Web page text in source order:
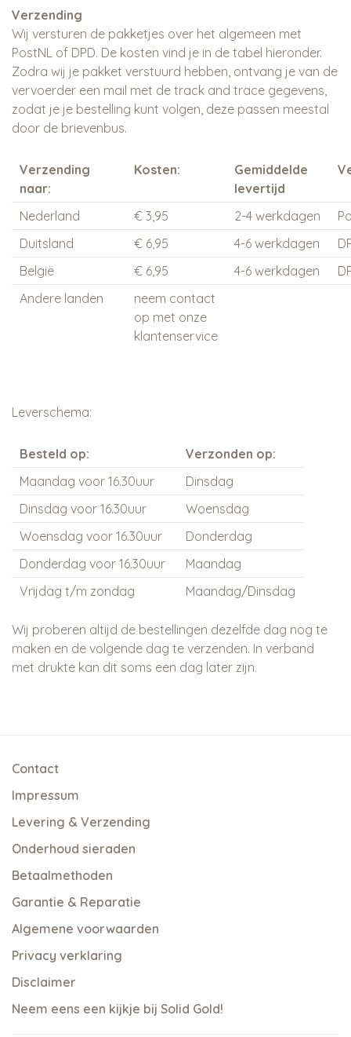
Verzending
Wij versturen de pakketjes over het algemeen met
PostNL of DPD. De kosten vind je in de tabel hieronder.
Zodra wij je pakket verstuurd hebben, ontvang je van de
vervoerder een mail met de track and trace gegevens,
zodat je je bestelling kunt volgen, deze passen meestal
door de brievenbus.
Verzending
naar:
Kosten:
Gemiddelde
levertijd
Nederland € 3,95 2-4 werkdagen
Duitsland
€ 6,95 4-6 werkdagen
België
€ 6,95 4-6 werkdagen
Andere landen
neem contact
op met onze
klantenservice
Leverschema:
Besteld op:
Verzonden op:
Maandag voor 16.30uur
Dinsdag
Dinsdag voor 16.30uur
Woensdag
Woensdag voor 16.30uur
Donderdag
Donderdag voor 16.30uur
Maandag
Vrijdag t/m zondag
Maandag/Dinsdag
Wij proberen altijd de bestellingen dezelfde dag nog te
maken en de volgende dag te verzenden. In verband
met drukte kan dit soms een dag later zijn.
Contact
Impressum
Levering & Verzending
Onderhoud sieraden
Betaalmethoden
Garantie & Reparatie
Algemene voorwaarden
Privacy verklaring
Disclaimer
Neem eens een kijkje bij Solid Gold!